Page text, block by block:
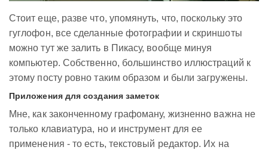
Стоит еще, разве что, упомянуть, что, поскольку это
гуглофон, все сделанные фотографии и скриншоты
можно тут же залить в Пикасу, вообще минуя
компьютер. Собственно, большинство иллюстраций к
этому посту ровно таким образом и были загружены.
Приложения для создания заметок
Мне, как законченному графоману, жизненно важна не
только клавиатура, но и инструмент для ее
применения - то есть, текстовый редактор. Их на